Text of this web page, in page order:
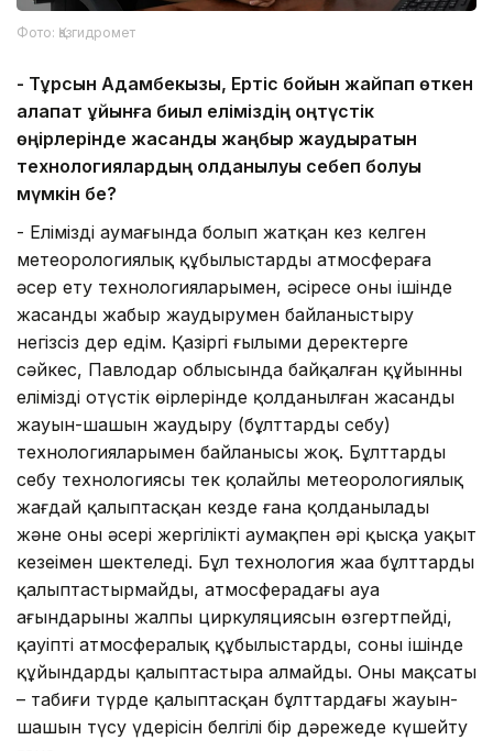
Фото: Қазгидромет
- Тұрсын Адамбекқызы, Ертіс бойын жайпап өткен
алапат құйынға биыл еліміздің оңтүстік
өңірлерінде жасанды жаңбыр жаудыратын
технологиялардың қолданылуы себеп болуы
мүмкін бе?
- Еліміздің аумағында болып жатқан кез келген
метеорологиялық құбылыстарды атмосфераға
әсер ету технологияларымен, әсіресе оның ішінде
жасанды жаңбыр жаудырумен байланыстыру
негізсіз дер едім. Қазіргі ғылыми деректерге
сәйкес, Павлодар облысында байқалған құйынның
еліміздің оңтүстік өңірлерінде қолданылған жасанды
жауын-шашын жаудыру (бұлттарды себу)
технологияларымен байланысы жоқ. Бұлттарды
себу технологиясы тек қолайлы метеорологиялық
жағдай қалыптасқан кезде ғана қолданылады
және оның әсері жергілікті аумақпен әрі қысқа уақыт
кезеңімен шектеледі. Бұл технология жаңа бұлттарды
қалыптастырмайды, атмосферадағы ауа
ағындарының жалпы циркуляциясын өзгертпейді,
қауіпті атмосфералық құбылыстарды, соның ішінде
құйындарды қалыптастыра алмайды. Оның мақсаты
– табиғи түрде қалыптасқан бұлттардағы жауын-
шашын түсу үдерісін белгілі бір дәрежеде күшейту